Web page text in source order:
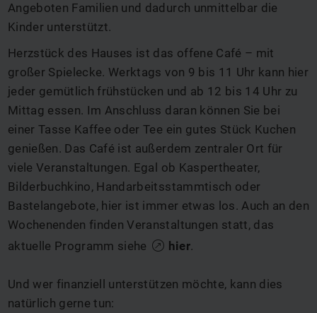
Angeboten Familien und dadurch unmittelbar die
Kinder unterstützt.
Herzstück des Hauses ist das offene Café – mit
großer Spielecke. Werktags von 9 bis 11 Uhr kann hier
jeder gemütlich frühstücken und ab 12 bis 14 Uhr zu
Mittag essen. Im Anschluss daran können Sie bei
einer Tasse Kaffee oder Tee ein gutes Stück Kuchen
genießen. Das Café ist außerdem zentraler Ort für
viele Veranstaltungen. Egal ob Kaspertheater,
Bilderbuchkino, Handarbeitsstammtisch oder
Bastelangebote, hier ist immer etwas los. Auch an den
Wochenenden finden Veranstaltungen statt, das
aktuelle Programm siehe
hier.
Und wer finanziell unterstützen möchte, kann dies
natürlich gerne tun: